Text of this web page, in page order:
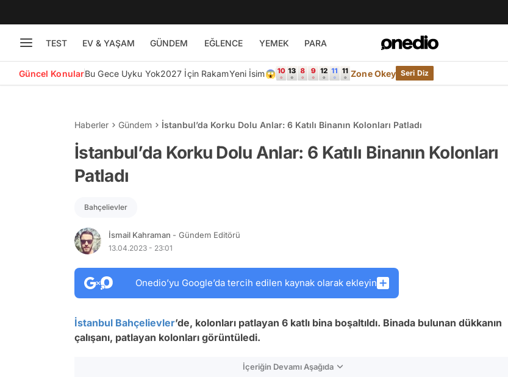
TEST EV & YAŞAM GÜNDEM EĞLENCE YEMEK PARA
Güncel KonularBu Gece Uyku Yok2027 İçin RakamYeni İsim😱 Zone Okey Seri Diz
Haberler Gündem İstanbul’da Korku Dolu Anlar: 6 Katılı Binanın Kolonları Patladı
İstanbul’da Korku Dolu Anlar: 6 Katılı Binanın Kolonları
Patladı
Bahçelievler
İsmail Kahraman - Gündem Editörü
13.04.2023 - 23:01
Onedio’yu Google’da tercih edilen kaynak olarak ekleyin
İstanbul Bahçelievler’de, kolonları patlayan 6 katlı bina boşaltıldı. Binada bulunan dükkanın
çalışanı, patlayan kolonları görüntüledi.
İçeriğin Devamı Aşağıda